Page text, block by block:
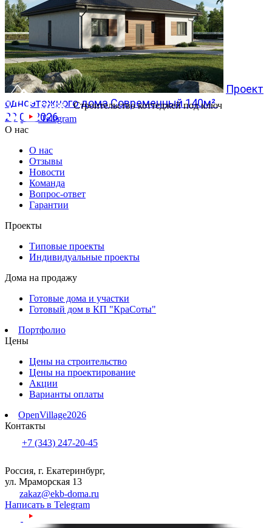
Проект
одноэтажного дома Современный 140м²
20.07.2026
Строительство коттеджей под ключ
Telegram
О нас
О нас
Отзывы
Новости
Команда
Вопрос-ответ
Гарантии
Проекты
Типовые проекты
Индивидуальные проекты
Дома на продажу
Готовые дома и участки
Готовый дом в КП "КраСоты"
Портфолио
Цены
Цены на строительство
Цены на проектирование
Акции
Варианты оплаты
OpenVillage2026
Контакты
+7 (343) 247-20-45
Россия, г. Екатеринбург,
ул. Мраморская 13
zakaz@ekb-doma.ru
Написать в Telegram